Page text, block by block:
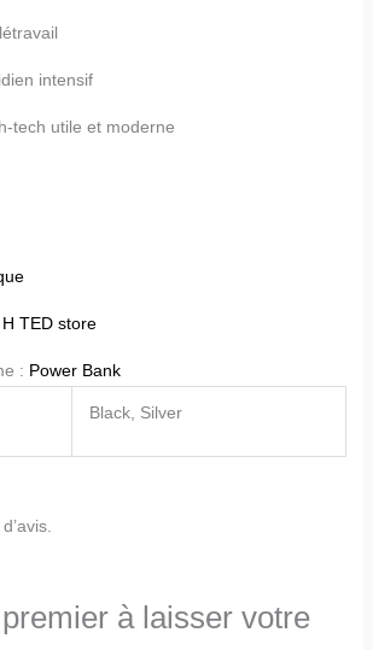
intensif
tech utile et moderne
H TED store
: Power Bank
Black, Silver
à laisser votre